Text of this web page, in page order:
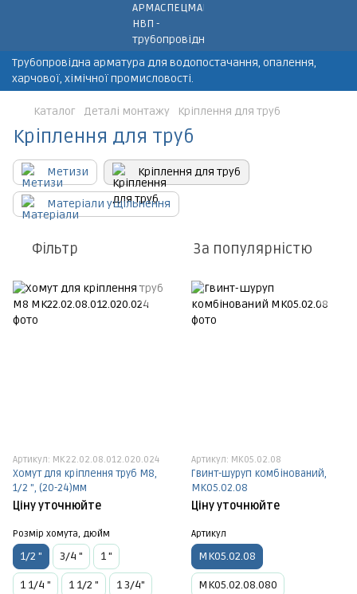
Трубопровідна арматура для водопостачання, опалення,
харчової, хімічної промисловості.
Каталог Деталі монтажу Кріплення для труб
Кріплення для труб
Метизи Кріплення для труб
Матеріали ущільнення
Фільтр За популярністю
Артикул: МК22.02.08.012.020.024
Хомут для кріплення труб М8,
1/2 ", (20-24)мм
Ціну уточнюйте
Розмір хомута, дюйм
1/2 " 3/4 " 1 "
1 1/4 " 1 1/2 " 1 3/4"
Артикул: МК05.02.08
Гвинт-шуруп комбінований,
МК05.02.08
Ціну уточнюйте
Артикул
МК05.02.08
МК05.02.08.080